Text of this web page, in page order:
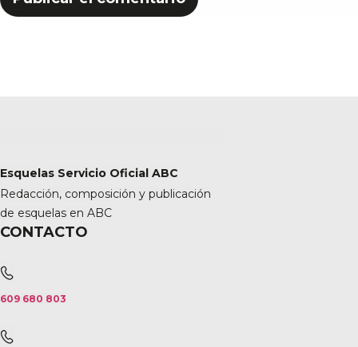
Esquelas Servicio Oficial ABC
Redacción, composición y publicación
de esquelas en ABC
CONTACTO
609 680 803